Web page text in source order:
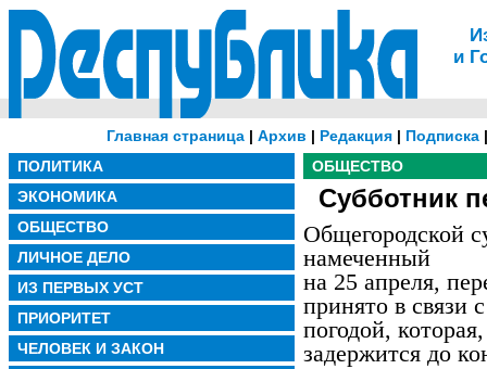
и
Главная страница | Архив | Редакция | Подписка
ПОЛИТИКА
ЭКОНОМИКА
ОБЩЕСТВО
ЛИЧНОЕ ДЕЛО
ИЗ ПЕРВЫХ УСТ
ПРИОРИТЕТ
ЧЕЛОВЕК И ЗАКОН
ОБЩЕСТВО
Субботник
Общегородской
намеченный
на 25 апреля,
принято в связи
погодой,
задержится до